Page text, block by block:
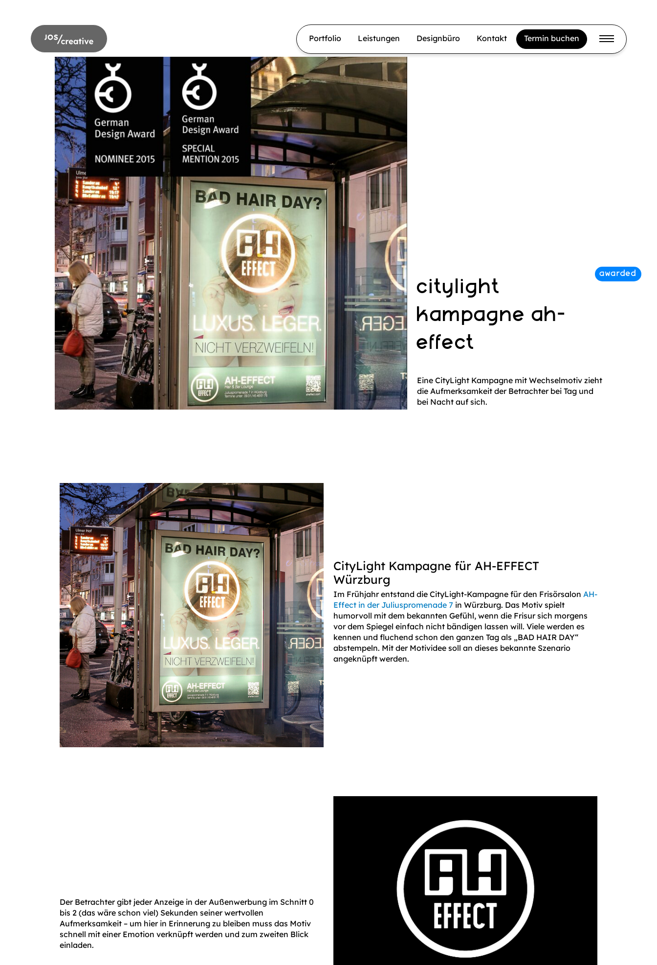
Portfolio Leistungen Designbüro Kontakt Termin buchen
citylight
kampagne ah-
effect
Eine CityLight Kampagne mit Wechselmotiv zieht
die Aufmerksamkeit der Betrachter bei Tag und
bei Nacht auf sich.
CityLight Kampagne für AH-EFFECT
Würzburg
Im Frühjahr entstand die CityLight-Kampagne für den Frisörsalon AH-
Effect in der Juliuspromenade 7 in Würzburg. Das Motiv spielt
humorvoll mit dem bekannten Gefühl, wenn die Frisur sich morgens
vor dem Spiegel einfach nicht bändigen lassen will. Viele werden es
kennen und fluchend schon den ganzen Tag als „BAD HAIR DAY“
abstempeln. Mit der Motividee soll an dieses bekannte Szenario
angeknüpft werden.
Der Betrachter gibt jeder Anzeige in der Außenwerbung im Schnitt 0
bis 2 (das wäre schon viel) Sekunden seiner wertvollen
Aufmerksamkeit – um hier in Erinnerung zu bleiben muss das Motiv
schnell mit einer Emotion verknüpft werden und zum zweiten Blick
einladen.